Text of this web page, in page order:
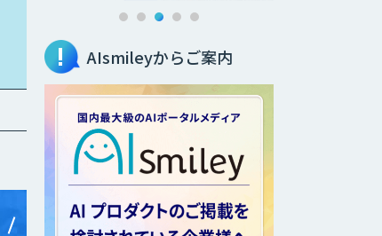
AIsmileyからご案内